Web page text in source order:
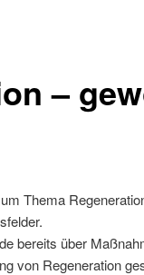
–
Thema
bereits über
von Regeneration